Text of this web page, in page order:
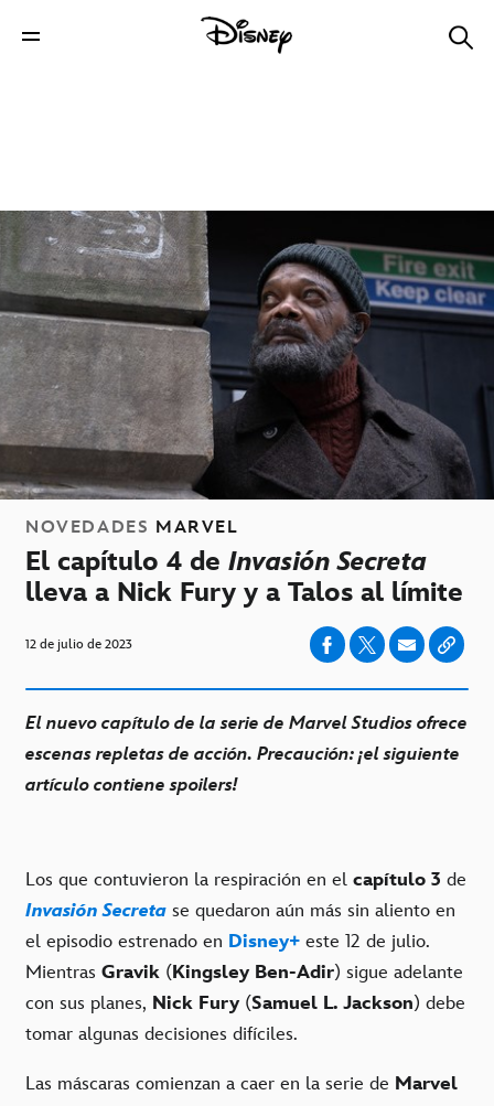
NOVEDADES MARVEL
El capítulo 4 de Invasión Secreta
lleva a Nick Fury y a Talos al límite
12 de julio de 2023
El nuevo capítulo de la serie de Marvel Studios ofrece
escenas repletas de acción. Precaución: ¡el siguiente
artículo contiene spoilers!
Los que contuvieron la respiración en el capítulo 3 de
Invasión Secreta se quedaron aún más sin aliento en
el episodio estrenado en Disney+ este 12 de julio.
Mientras Gravik (Kingsley Ben-Adir) sigue adelante
con sus planes, Nick Fury (Samuel L. Jackson) debe
tomar algunas decisiones difíciles.
Las máscaras comienzan a caer en la serie de Marvel